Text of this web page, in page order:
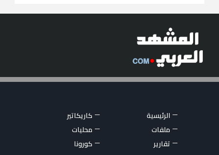
الرئيسية
كاريكاتير
ملفات
محليات
تقارير
كورونا